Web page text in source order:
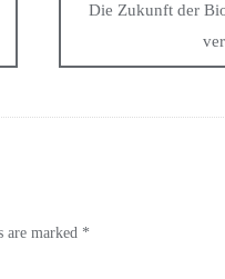
Die Zukunft der
are marked *